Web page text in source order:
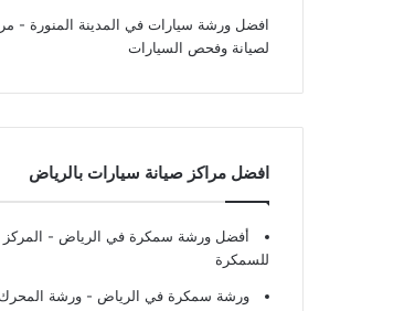
افضل ورشة سيارات في المدينة المنورة -
لصيانة وفحص السيارات
افضل مراكز صيانة سيارات بالرياض
أفضل ورشة سمكرة في الرياض -
للسمكرة
ورشة سمكرة في الرياض - ورشة